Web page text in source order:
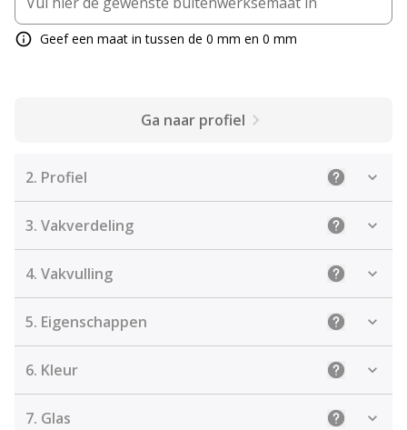
Geef een maat in tussen de 0 mm en 0 mm
Ga naar profiel
2. Profiel Uitleg:
3. Vakverdeling Uitleg:
4. Vakvulling Uitleg: De
5. Eigenschappen Uitleg:
6. Kleur Uitleg:
7. Glas Uitleg: